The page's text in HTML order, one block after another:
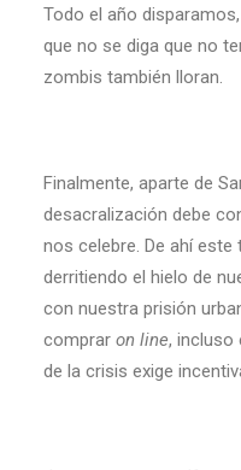
Todo el año
que no se diga que no
zombis también lloran.
Finalmente, aparte de
desacralización debe
nos celebre. De ahí este
derritiendo el hielo de
con nuestra prisión
comprar on line, incluso
de la crisis exige